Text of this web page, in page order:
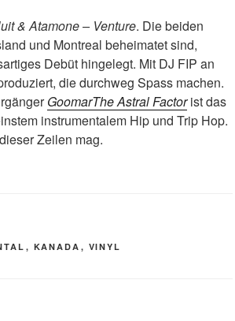
& Atamone – Venture. Die beiden
und Montreal beheimatet sind,
Debüt hingelegt. Mit DJ FIP an
die durchweg Spass machen.
GoomarThe Astral Factorist das
instrumentalem Hip und Trip Hop.
Zeilen mag.
, KANADA , VINYL